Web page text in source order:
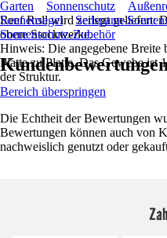
Reef Roll wird zerlegt geliefert:
obere Stockwerke.
Hinweis: Die angegebene Breite
Platte zu Platte. Das Gewebe ist
der Struktur.
Garten Sonnenschutz
Sonnensegel
Seilspann-
Sonnenschutz-Zubehör
Bereich überspringen
Die Echtheit der Bewertungen
Bewertungen können auch von
nachweislich genutzt oder